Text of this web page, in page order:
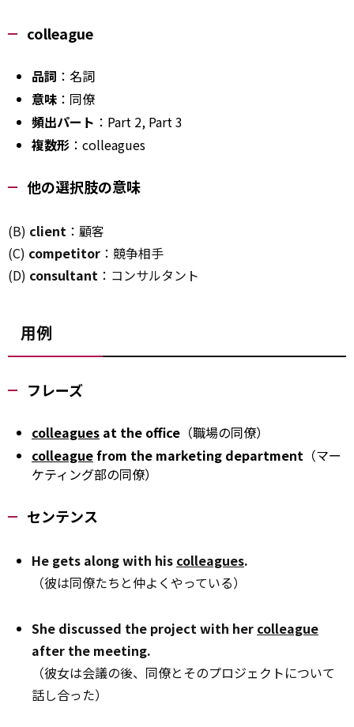
colleague
品詞 ：名詞
意味 ：同僚
頻出パート ：Part 2, Part 3
複数形 ：colleagues
他の選択肢の意味
(B) client ：顧客
(C) competitor ：競争相手
(D) consultant ：コンサルタント
用例
フレーズ
colleagues at the office （職場の同僚）
colleaguefrom the marketing department （マー
ケティング部の同僚）
センテンス
He gets along with his colleagues.
（彼は同僚たちと仲よくやっている）
She discussed the project with her colleague
after the meeting.
（彼女は会議の後、同僚とそのプロジェクトについて
話し合った）